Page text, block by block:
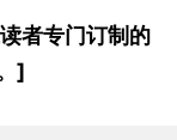
者专门订制的
]